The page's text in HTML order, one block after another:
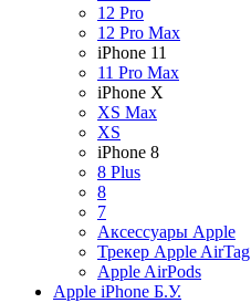
12 Pro
12 Pro Max
iPhone 11
11 Pro Max
iPhone X
XS Max
XS
iPhone 8
8 Plus
8
7
Аксессуары Apple
Трекер Apple AirTag
Apple AirPods
Apple iPhone Б.У.